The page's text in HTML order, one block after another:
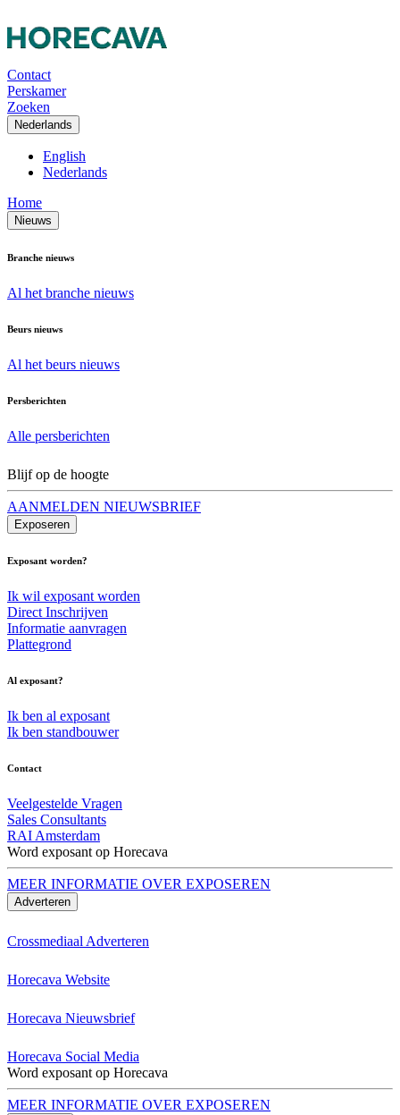
Contact
Perskamer
Zoeken
Nederlands
English
Nederlands
Home
Nieuws
Branche nieuws
Al het branche nieuws
Beurs nieuws
Al het beurs nieuws
Persberichten
Alle persberichten
Blijf op de hoogte
AANMELDEN NIEUWSBRIEF
Exposeren
Exposant worden?
Ik wil exposant worden
Direct Inschrijven
Informatie aanvragen
Plattegrond
Al exposant?
Ik ben al exposant
Ik ben standbouwer
Contact
Veelgestelde Vragen
Sales Consultants
RAI Amsterdam
Word exposant op Horecava
MEER INFORMATIE OVER EXPOSEREN
Adverteren
Crossmediaal Adverteren
Horecava Website
Horecava Nieuwsbrief
Horecava Social Media
Word exposant op Horecava
MEER INFORMATIE OVER EXPOSEREN